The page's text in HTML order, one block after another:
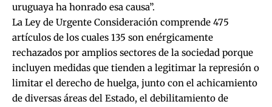
uruguaya ha honrado esa causa”.
La Ley de Urgente Consideración comprende 475
artículos de los cuales 135 son enérgicamente
rechazados por amplios sectores de la sociedad porque
incluyen medidas que tienden a legitimar la represión o
limitar el derecho de huelga, junto con el achicamiento
de diversas áreas del Estado, el debilitamiento de